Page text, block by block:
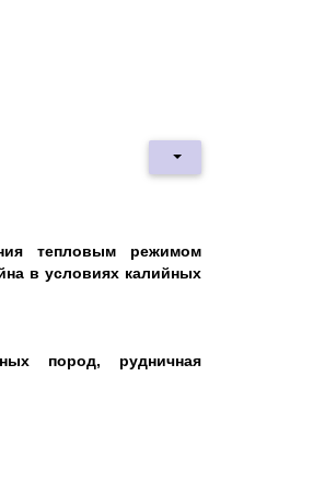
тепловым режимом
в условиях калийных
пород, рудничная